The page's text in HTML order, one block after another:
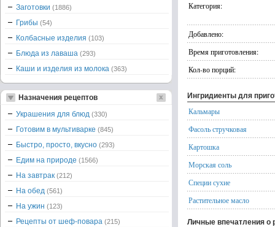
Категория:
Добавлено:
Время приготовления:
Кол-во порций:
Ингридиенты для
Кальмары
Фасоль стручковая
Картошка
Морская соль
Специи сухие
Растительное масло
Личные впечатления о
Заготовки (1886)
Грибы (54)
Колбасные изделия (103)
Блюда из лаваша (293)
Каши и изделия из молока (363)
Назначения рецептов
Украшения для блюд (330)
Готовим в мультиварке (845)
Быстро, просто, вкусно (293)
Едим на природе (1566)
На завтрак (212)
На обед (561)
На ужин (123)
Рецепты от шеф-повара (215)